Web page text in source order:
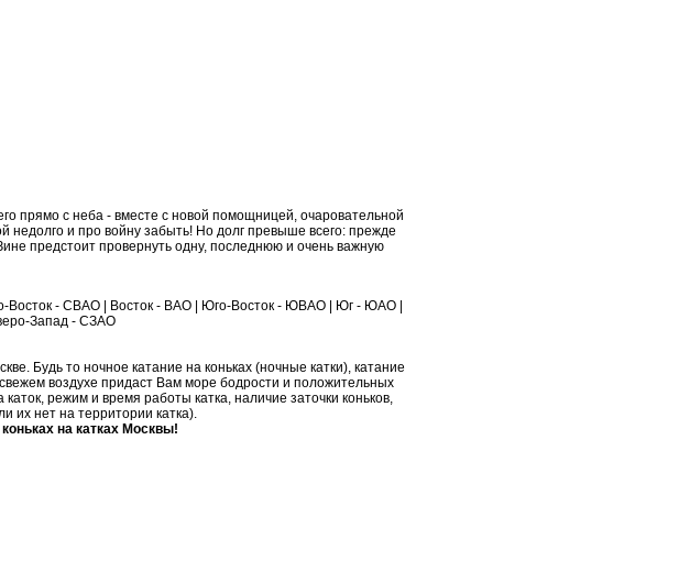
прямо с неба - вместе с новой помощницей, очаровательной
недолго и про войну забыть! Но долг превыше всего: прежде
предстоит провернуть одну, последнюю и очень важную
Восток - СВАО| Восток - ВАО| Юго-Восток - ЮВАО| Юг - ЮАО|
Запад - СЗАО
Будь то ночное катание на коньках (ночные катки), катание
воздухе придаст Вам море бодрости и положительных
режим и время работы катка, наличие заточки коньков,
их нет на территории катка).
на катках Москвы!